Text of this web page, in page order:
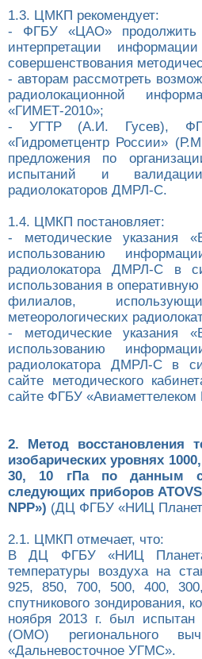
1.3. ЦМКП рекомендует:
- ФГБУ «ЦАО» продолжить
интерпретации
совершенствования
- авторам рассмотреть
радиолокационной
«ГИМЕТ-2010»;
- УГТР (А.И. Гусев),
«Гидрометцентр России»
предложения по
испытаний и валидации
радиолокаторов ДМРЛ-С.
1.4. ЦМКП постановляет:
- методические указания
использованию
радиолокатора ДМРЛ-С в
использования в
филиалов,
метеорологических
- методические указания
использованию
радиолокатора ДМРЛ-С в
сайте методического
сайте ФГБУ «Авиаметтелеком
2. Метод восстановления
изобарических уровнях
30, 10 гПа по данным
следующих приборов
NPP») (ДЦ ФГБУ «НИЦ
2.1. ЦМКП отмечает, что:
В ДЦ ФГБУ «НИЦ Планета»
температуры воздуха на
925, 850, 700, 500, 400,
спутникового зондирования,
ноября 2013 г. был испытан
(ОМО) регионального
«Дальневосточное УГМС».